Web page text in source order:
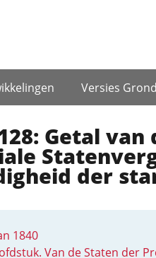
Versies
Getal van
der
1840
Van de Staten der